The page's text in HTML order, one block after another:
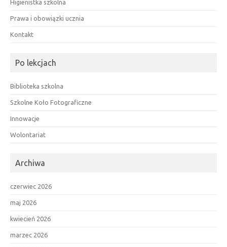
Higienistka szkolna
Prawa i obowiązki ucznia
Kontakt
Po lekcjach
Biblioteka szkolna
Szkolne Koło Fotograficzne
Innowacje
Wolontariat
Archiwa
czerwiec 2026
maj 2026
kwiecień 2026
marzec 2026